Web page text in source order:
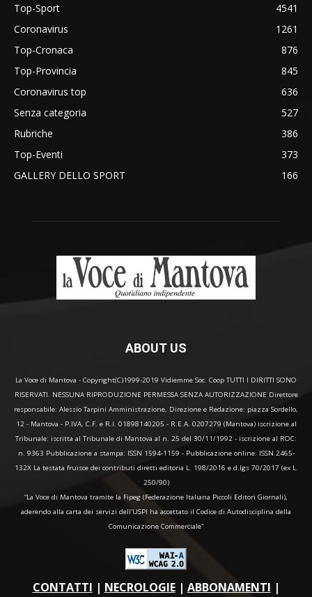
Top-Sport
4541
Coronavirus
1261
Top-Cronaca
876
Top-Provincia
845
Coronavirus top
636
Senza categoria
527
Rubriche
386
Top-Eventi
373
GALLERY DELLO SPORT
166
ABOUT US
La Voce di Mantova - Copyright(C)1999-2019 Vidiemme Soc. Coop TUTTI I DIRITTI SONO
RISERVATI. NESSUNA RIPRODUZIONE PERMESSA SENZA AUTORIZZAZIONE Direttore
responsabile: Alessio Tarpini Amministrazione, Direzione e Redazione: piazza Sordello,
12 - Mantova - P.IVA, C.F. e R.I. 01898140205 - R.E.A. 0207279 (Mantova) iscrizione al
Tribunale: iscritta al Tribunale di Mantova al n. 25 del 30/11/1992 - iscrizione al ROC:
n. 9363 Pubblicazione a stampa: ISSN 1594-1159 - Pubblicazione online: ISSN 2465-
132X La testata fruisce dei contributi diretti editoria L. 198/2016 e d.lgs 70/2017 (ex L.
250/90)
“La Voce di Mantova tramite la Fipeg (Federazione Italiana Piccoli Editori Giornali),
aderendo alla carta dei servizi dell'USPI ha accettato il Codice di Autodisciplina della
Comunicazione Commerciale"
CONTATTI | NECROLOGIE| ABBONAMENTI |